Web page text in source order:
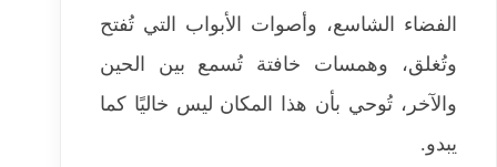
الفضاء الشاسع، وأصوات الأبواب التي تُفتح
وتُغلق، وهمسات خافتة تُسمع بين الحين
والآخر، تُوحي بأن هذا المكان ليس خاليًا كما
يبدو.